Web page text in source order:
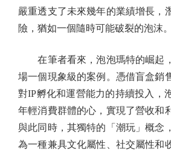
嚴重透支了未來幾年的業績增長，
險，猶如一個隨時可能破裂的泡沫。
在筆者看來，泡泡瑪特的崛起
場一個現象級的案例。憑借盲盒銷
對IP孵化和運營能力的持續投入，
年輕消費群體的心，實現了營收和
與此同時，其獨特的「潮玩」概念
為一種兼具文化屬性、社交屬性和